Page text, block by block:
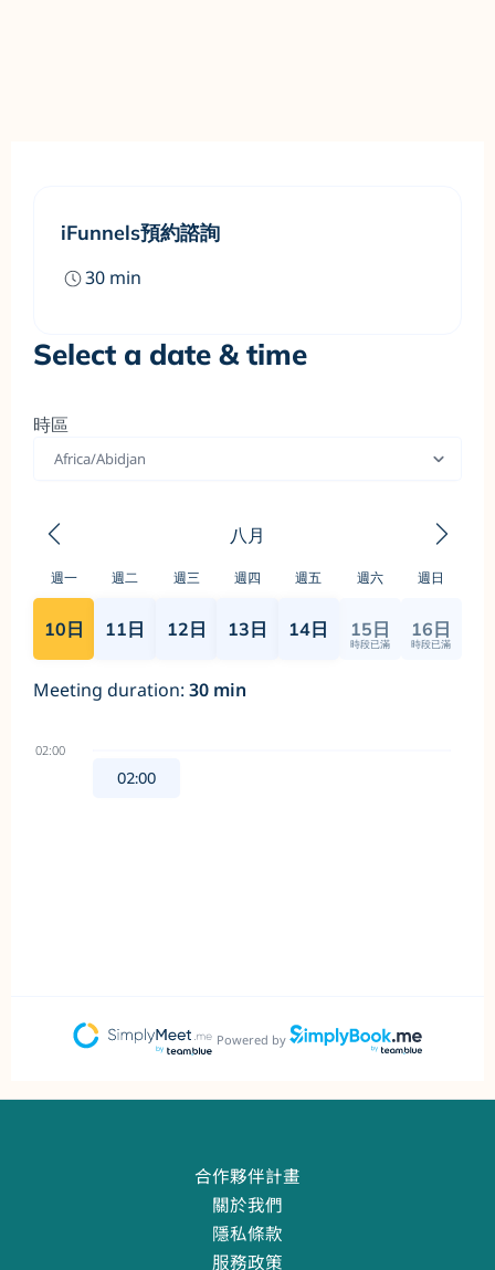
合作夥伴計畫
關於我們
隱私條款
服務政策